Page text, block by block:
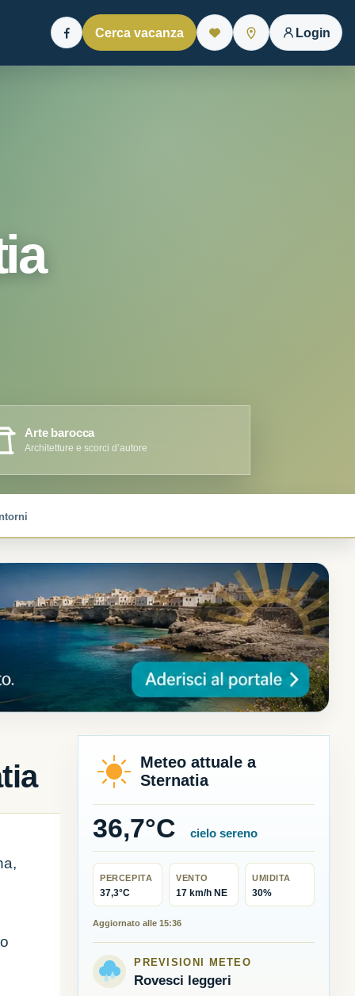
Facebook
Cerca vacanza Login
Arte barocca
Architetture e scorci d’autore
Meteo attuale a
Sternatia
36,7°C cielo sereno
PERCEPITA
37,3°C
VENTO
17 km/h NE
UMIDITA
30%
Aggiornato alle 15:36
PREVISIONI METEO
Rovesci leggeri